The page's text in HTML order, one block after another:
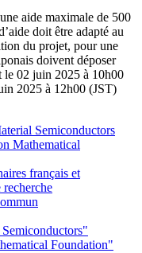
aide maximale de 500
doit être adapté au
du projet, pour une
doivent déposer
le 02 juin 2025 à 10h00
2025 à 12h00 (JST)
Semiconductors
Mathematical
français et
recherche
Foundation"